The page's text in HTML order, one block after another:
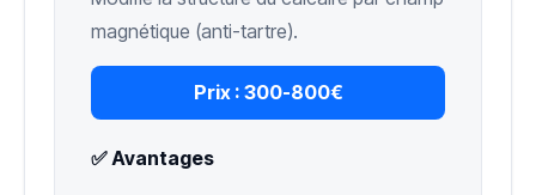
magnétique (anti-tartre).
Prix : 300-800€
✅ Avantages